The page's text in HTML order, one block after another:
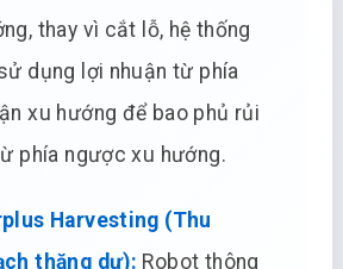
thay vì cắt lỗ, hệ thống
dụng lợi nhuận từ phía
xu hướng để bao phủ rủi
phía ngược xu hướng.
Harvesting (Thu
thặng dư): Robot thông